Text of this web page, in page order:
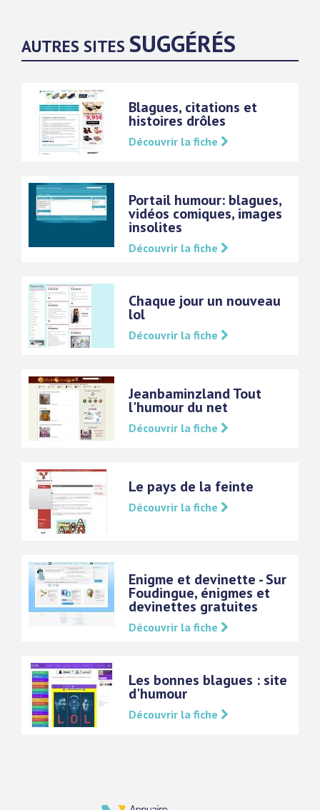
AUTRES SITES SUGGÉRÉS
Blagues, citations et
histoires drôles
Découvrir la fiche
Portail humour: blagues,
vidéos comiques, images
insolites
Découvrir la fiche
Chaque jour un nouveau
lol
Découvrir la fiche
Jeanbaminzland Tout
l'humour du net
Découvrir la fiche
Le pays de la feinte
Découvrir la fiche
Enigme et devinette - Sur
Foudingue, énigmes et
devinettes gratuites
Découvrir la fiche
Les bonnes blagues : site
d'humour
Découvrir la fiche